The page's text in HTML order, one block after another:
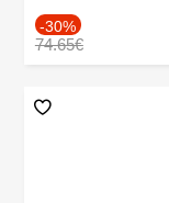
-30%
74.65€